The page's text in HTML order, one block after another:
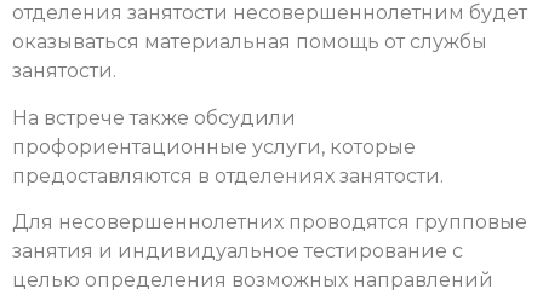
отделения занятости несовершеннолетним будет
оказываться материальная помощь от службы
занятости.
На встрече также обсудили
профориентационные услуги, которые
предоставляются в отделениях занятости.
Для несовершеннолетних проводятся групповые
занятия и индивидуальное тестирование с
целью определения возможных направлений